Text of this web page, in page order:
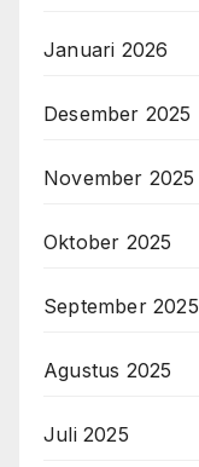
Januari 2026
Desember 2025
November 2025
Oktober 2025
September 2025
Agustus 2025
Juli 2025